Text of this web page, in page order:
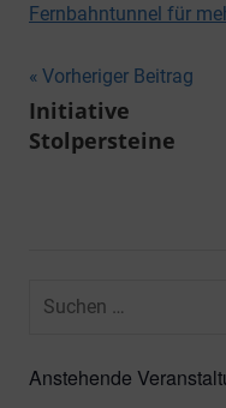
Fernbahntunnel für
Vorheriger Beitrag
Initiative
Stolpersteine
Suchen
Anstehende